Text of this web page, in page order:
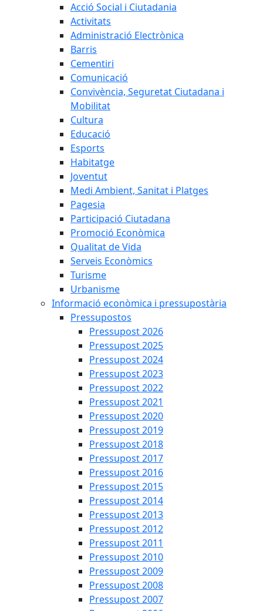
Acció Social i Ciutadania
Activitats
Administració Electrònica
Barris
Cementiri
Comunicació
Convivència, Seguretat Ciutadana i
Mobilitat
Cultura
Educació
Esports
Habitatge
Joventut
Medi Ambient, Sanitat i Platges
Pagesia
Participació Ciutadana
Promoció Econòmica
Qualitat de Vida
Serveis Econòmics
Turisme
Urbanisme
Informació econòmica i pressupostària
Pressupostos
Pressupost 2026
Pressupost 2025
Pressupost 2024
Pressupost 2023
Pressupost 2022
Pressupost 2021
Pressupost 2020
Pressupost 2019
Pressupost 2018
Pressupost 2017
Pressupost 2016
Pressupost 2015
Pressupost 2014
Pressupost 2013
Pressupost 2012
Pressupost 2011
Pressupost 2010
Pressupost 2009
Pressupost 2008
Pressupost 2007